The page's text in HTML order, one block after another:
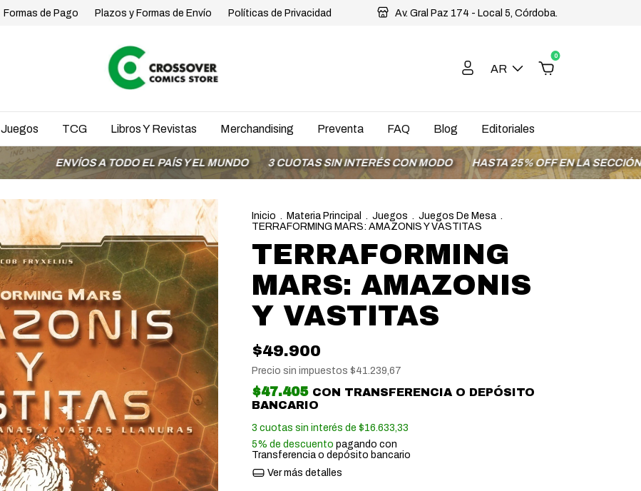
Formas de Pago Plazos y Formas de Envío Políticas de Privacidad Av. Gral Paz 174 - Local 5, Córdoba.
AR
0
Juegos TCG Libros Y Revistas Merchandising Preventa FAQ Blog Editoriales
ENVÍOS A TODO EL PAÍS Y EL MUNDO 3 CUOTAS SIN INTERÉS CON MODO HASTA 25% OFF EN LA SECCIÓN OFERTAS
Inicio . Materia Principal . Juegos . Juegos De Mesa .
TERRAFORMING MARS: AMAZONIS Y VASTITAS
TERRAFORMING
MARS: AMAZONIS
Y VASTITAS
$49.900
Precio sin impuestos $41.239,67
$47.405 CON TRANSFERENCIA O DEPÓSITO
BANCARIO
3 cuotas sin interés de $16.633,33
5% de descuento pagando con
Transferencia o depósito bancario
Ver más detalles